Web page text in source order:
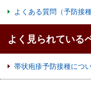
よくある質問（予防接種
よく見られている
帯状疱疹予防接種につ